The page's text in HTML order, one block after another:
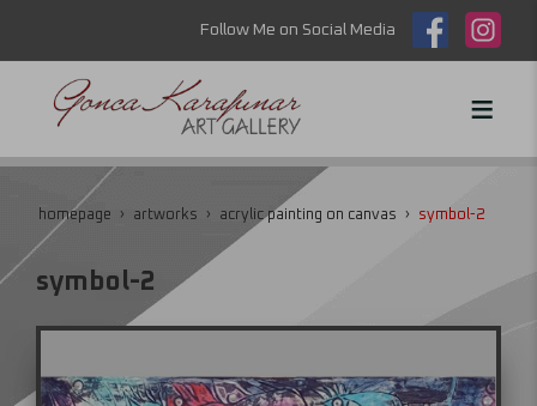
Follow Me on Social Media
homepage artworks acrylic painting on canvas symbol-2
symbol-2